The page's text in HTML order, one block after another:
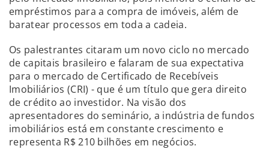
empréstimos para a compra de imóveis, além de
baratear processos em toda a cadeia.
Os palestrantes citaram um novo ciclo no mercado
de capitais brasileiro e falaram de sua expectativa
para o mercado de Certificado de Recebíveis
Imobiliários (CRI) - que é um título que gera direito
de crédito ao investidor. Na visão dos
apresentadores do seminário, a indústria de fundos
imobiliários está em constante crescimento e
representa R$ 210 bilhões em negócios.